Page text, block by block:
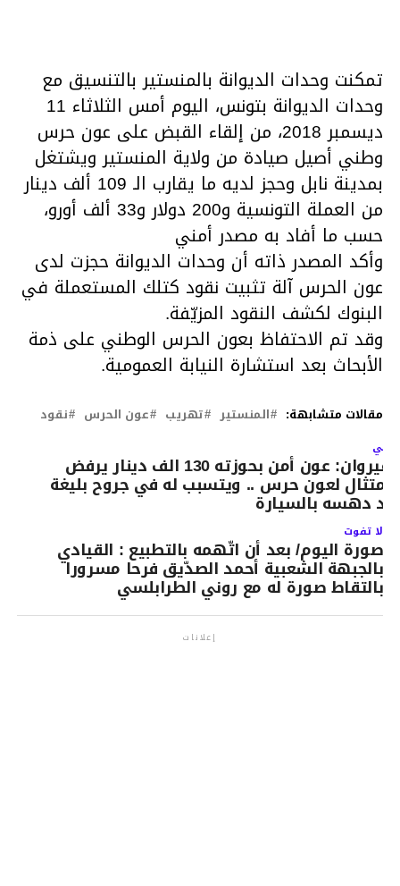
تمكنت وحدات الديوانة بالمنستير بالتنسيق مع
وحدات الديوانة بتونس، اليوم أمس الثلاثاء 11
ديسمبر 2018، من إلقاء القبض على عون حرس
وطني أصيل صيادة من ولاية المنستير ويشتغل
بمدينة نابل وحجز لديه ما يقارب الـ 109 ألف دينار
من العملة التونسية و200 دولار و33 ألف أورو،
حسب ما أفاد به مصدر أمني
وأكد المصدر ذاته أن وحدات الديوانة حجزت لدى
عون الحرس آلة تثبيت نقود كتلك المستعملة في
البنوك لكشف النقود المزيّفة.
وقد تم الاحتفاظ بعون الحرس الوطني على ذمة
الأبحاث بعد استشارة النيابة العمومية.
مقالات متشابهة: المنستير تهريب عون الحرس نقود
القيروان: عون أمن بحوزته 130 الف دينار يرفض
لعون حرس .. ويتسبب له في جروح بليغة
دهسه بالسيارة
لا تفوت
صورة اليوم/ بعد أن اتّهمه بالتطبيع : القيادي
بالجبهة الشعبية أحمد الصدّيق فرحا مسرورا
بالتقاط صورة له مع روني الطرابلسي
إعلانات